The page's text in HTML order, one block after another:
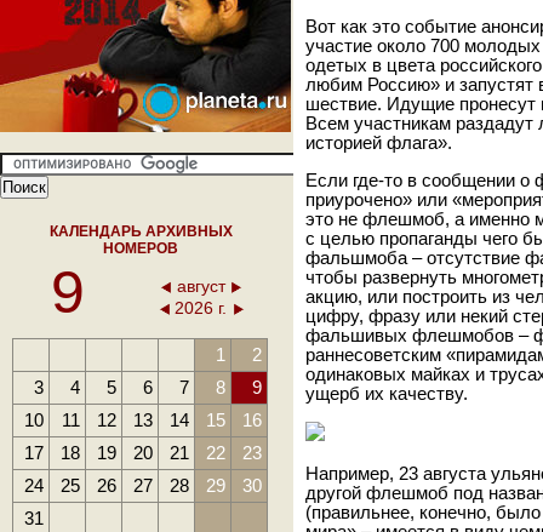
КАЛЕНДАРЬ АРХИВНЫХ
НОМЕРОВ
9
август
2026 г.
1
2
3
4 5 6 7 8
9
10
11 12 13 14 15
16
17
18 19 20 21 22
23
24
25 26 27 28 29
30
31
Вот как это событие
участие около 700
одетых в цвета
любим Россию» и запустят
шествие. Идущие пронесут
Всем участникам раздадут
историей флага».
Если где-то в сообщении
приурочено» или
это не флешмоб, а именно
с целью пропаганды чего
фальшмоба – отсутствие
чтобы развернуть
акцию, или построить из
цифру, фразу или некий
фальшивых флешмобов –
раннесоветским
одинаковых майках и
ущерб их качеству.
Например, 23 августа
другой флешмоб под
(правильнее, конечно,